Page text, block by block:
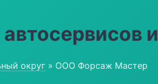
округ » ООО Форсаж Мастер